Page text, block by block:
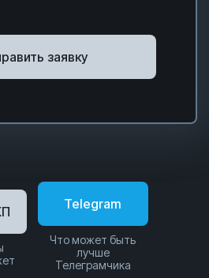
заявку
Telegram
Что может быть
лучше
Телеграмчика